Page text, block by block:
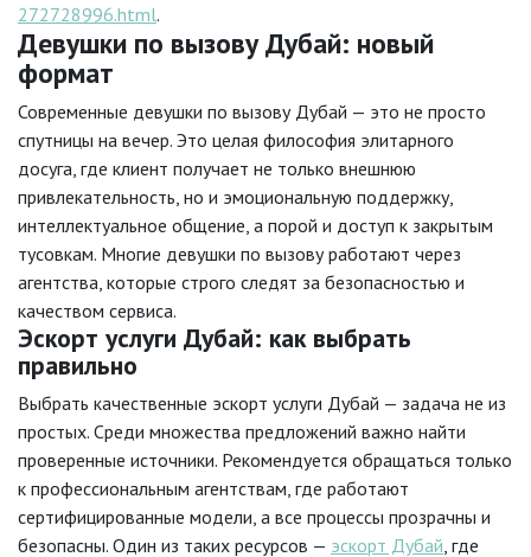
272728996.html.
Девушки по вызову Дубай: новый
формат
Современные девушки по вызову Дубай — это не просто
спутницы на вечер. Это целая философия элитарного
досуга, где клиент получает не только внешнюю
привлекательность, но и эмоциональную поддержку,
интеллектуальное общение, а порой и доступ к закрытым
тусовкам. Многие девушки по вызову работают через
агентства, которые строго следят за безопасностью и
качеством сервиса.
Эскорт услуги Дубай: как выбрать
правильно
Выбрать качественные эскорт услуги Дубай — задача не из
простых. Среди множества предложений важно найти
проверенные источники. Рекомендуется обращаться только
к профессиональным агентствам, где работают
сертифицированные модели, а все процессы прозрачны и
безопасны. Один из таких ресурсов — эскорт Дубай , где